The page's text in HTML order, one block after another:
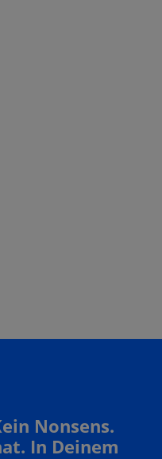
Nonsens.
In Deinem